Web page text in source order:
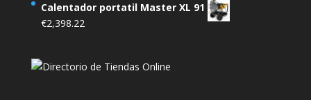
Calentador portatil Master XL 91
€2,398.22